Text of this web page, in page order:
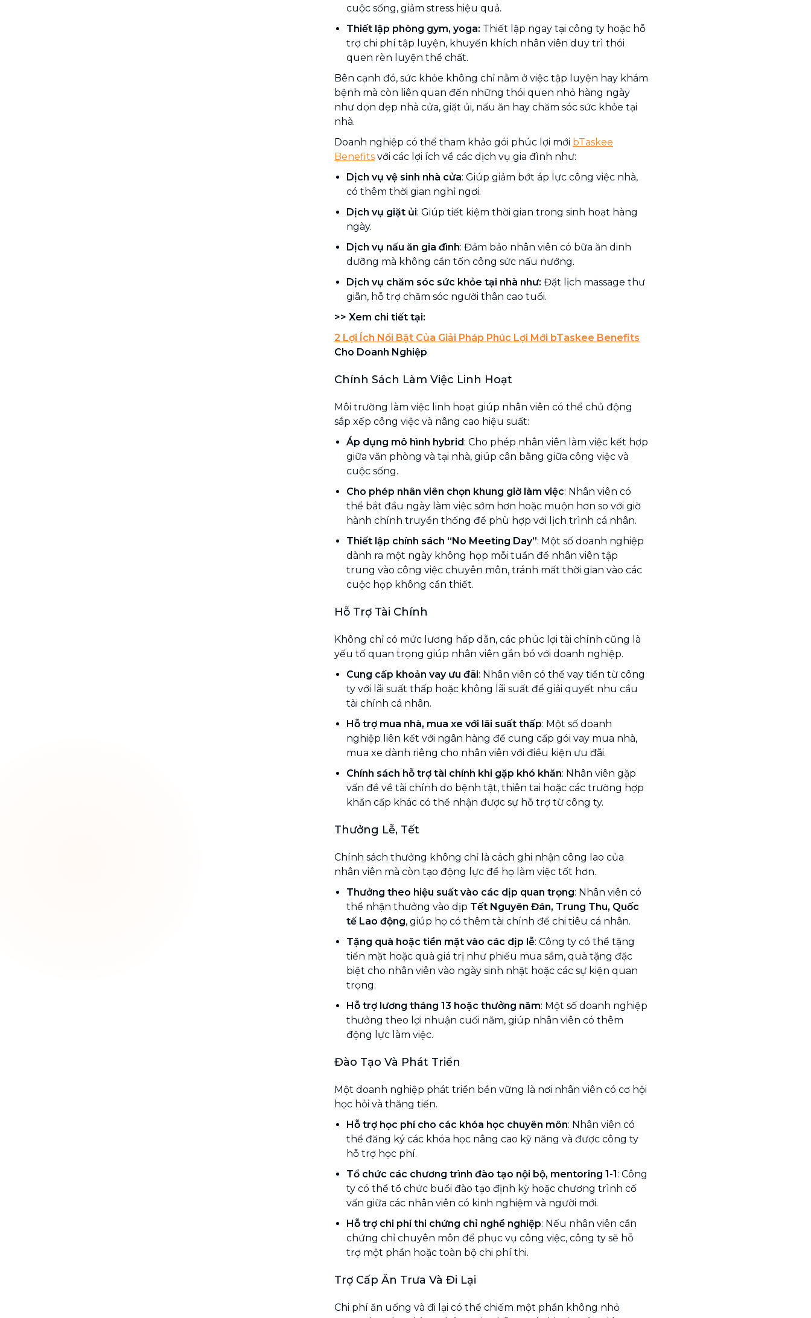
cuộc sống, giảm stress hiệu quả.
Thiết lập phòng gym, yoga: Thiết lập ngay tại công ty hoặc hỗ
trợ chi phí tập luyện, khuyến khích nhân viên duy trì thói
quen rèn luyện thể chất.
Bên cạnh đó, sức khỏe không chỉ nằm ở việc tập luyện hay khám
bệnh mà còn liên quan đến những thói quen nhỏ hàng ngày
như dọn dẹp nhà cửa, giặt ủi, nấu ăn hay chăm sóc sức khỏe tại
nhà.
Doanh nghiệp có thể tham khảo gói phúc lợi mới bTaskee
Benefits với các lợi ích về các dịch vụ gia đình như:
Dịch vụ vệ sinh nhà cửa: Giúp giảm bớt áp lực công việc nhà,
có thêm thời gian nghỉ ngơi.
Dịch vụ giặt ủi: Giúp tiết kiệm thời gian trong sinh hoạt hàng
ngày.
Dịch vụ nấu ăn gia đình: Đảm bảo nhân viên có bữa ăn dinh
dưỡng mà không cần tốn công sức nấu nướng.
Dịch vụ chăm sóc sức khỏe tại nhà như: Đặt lịch massage thư
giãn, hỗ trợ chăm sóc người thân cao tuổi.
>> Xem chi tiết tại:
2 Lợi Ích Nổi Bật Của Giải Pháp Phúc Lợi Mới bTaskee Benefits
Cho Doanh Nghiệp
Chính Sách Làm Việc Linh Hoạt
Môi trường làm việc linh hoạt giúp nhân viên có thể chủ động
sắp xếp công việc và nâng cao hiệu suất:
Áp dụng mô hình hybrid: Cho phép nhân viên làm việc kết hợp
giữa văn phòng và tại nhà, giúp cân bằng giữa công việc và
cuộc sống.
Cho phép nhân viên chọn khung giờ làm việc: Nhân viên có
thể bắt đầu ngày làm việc sớm hơn hoặc muộn hơn so với giờ
hành chính truyền thống để phù hợp với lịch trình cá nhân.
Thiết lập chính sách “No Meeting Day”: Một số doanh nghiệp
dành ra một ngày không họp mỗi tuần để nhân viên tập
trung vào công việc chuyên môn, tránh mất thời gian vào các
cuộc họp không cần thiết.
Hỗ Trợ Tài Chính
Không chỉ có mức lương hấp dẫn, các phúc lợi tài chính cũng là
yếu tố quan trọng giúp nhân viên gắn bó với doanh nghiệp.
Cung cấp khoản vay ưu đãi: Nhân viên có thể vay tiền từ công
ty với lãi suất thấp hoặc không lãi suất để giải quyết nhu cầu
tài chính cá nhân.
Hỗ trợ mua nhà, mua xe với lãi suất thấp: Một số doanh
nghiệp liên kết với ngân hàng để cung cấp gói vay mua nhà,
mua xe dành riêng cho nhân viên với điều kiện ưu đãi.
Chính sách hỗ trợ tài chính khi gặp khó khăn: Nhân viên gặp
vấn đề về tài chính do bệnh tật, thiên tai hoặc các trường hợp
khẩn cấp khác có thể nhận được sự hỗ trợ từ công ty.
Thưởng Lễ, Tết
Chính sách thưởng không chỉ là cách ghi nhận công lao của
nhân viên mà còn tạo động lực để họ làm việc tốt hơn.
Thưởng theo hiệu suất vào các dịp quan trọng: Nhân viên có
thể nhận thưởng vào dịp Tết Nguyên Đán, Trung Thu, Quốc
tế Lao động, giúp họ có thêm tài chính để chi tiêu cá nhân.
Tặng quà hoặc tiền mặt vào các dịp lễ: Công ty có thể tặng
tiền mặt hoặc quà giá trị như phiếu mua sắm, quà tặng đặc
biệt cho nhân viên vào ngày sinh nhật hoặc các sự kiện quan
trọng.
Hỗ trợ lương tháng 13 hoặc thưởng năm: Một số doanh nghiệp
thưởng theo lợi nhuận cuối năm, giúp nhân viên có thêm
động lực làm việc.
Đào Tạo Và Phát Triển
Một doanh nghiệp phát triển bền vững là nơi nhân viên có cơ hội
học hỏi và thăng tiến.
Hỗ trợ học phí cho các khóa học chuyên môn: Nhân viên có
thể đăng ký các khóa học nâng cao kỹ năng và được công ty
hỗ trợ học phí.
Tổ chức các chương trình đào tạo nội bộ, mentoring 1-1: Công
ty có thể tổ chức buổi đào tạo định kỳ hoặc chương trình cố
vấn giữa các nhân viên có kinh nghiệm và người mới.
Hỗ trợ chi phí thi chứng chỉ nghề nghiệp: Nếu nhân viên cần
chứng chỉ chuyên môn để phục vụ công việc, công ty sẽ hỗ
trợ một phần hoặc toàn bộ chi phí thi.
Trợ Cấp Ăn Trưa Và Đi Lại
Chi phí ăn uống và đi lại có thể chiếm một phần không nhỏ